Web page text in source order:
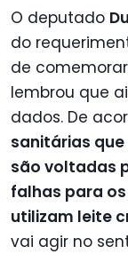
O deputado
do
de
lembrou que
dados. De
sanitárias
são voltadas
falhas para
utilizam leite
vai agir no